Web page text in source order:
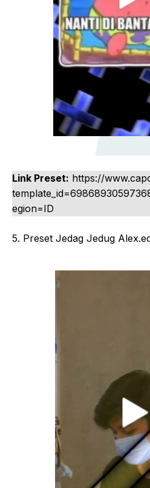
Link Preset: https://
egion=ID
5. Preset Jedag Jedug